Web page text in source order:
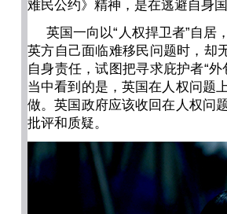
难民公约》精神，是在逃避自身
英国一向以“人权捍卫者”自居
英方自己面临难移民问题时，却
自身责任，试图把寻求庇护者“
当中看到的是，英国在人权问题
做。英国政府应该收回在人权问
批评和质疑。